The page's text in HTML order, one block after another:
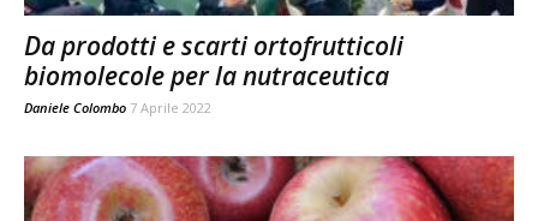
Da prodotti e scarti ortofrutticoli
biomolecole per la nutraceutica
Daniele Colombo 7 Aprile 2022